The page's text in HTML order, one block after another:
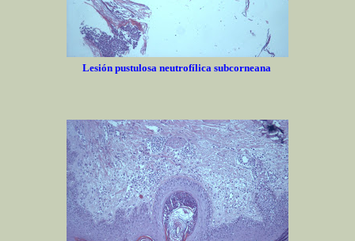
Lesión pustulosa neutrofílica subcorneana